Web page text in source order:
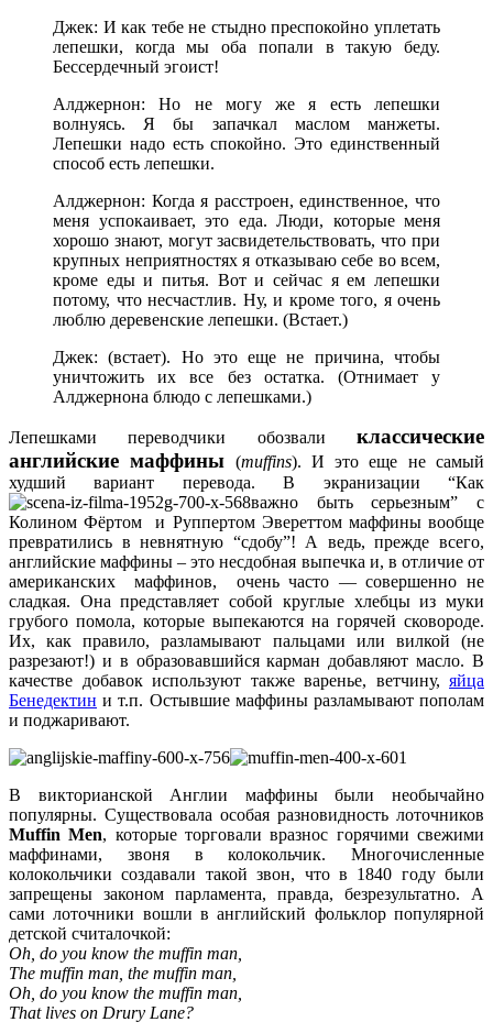
Джек: И как тебе не стыдно преспокойно уплетать
лепешки, когда мы оба попали в такую беду.
Бессердечный эгоист!
Алджернон: Но не могу же я есть лепешки
волнуясь. Я бы запачкал маслом манжеты.
Лепешки надо есть спокойно. Это единственный
способ есть лепешки.
Алджернон: Когда я расстроен, единственное, что
меня успокаивает, это еда. Люди, которые меня
хорошо знают, могут засвидетельствовать, что при
крупных неприятностях я отказываю себе во всем,
кроме еды и питья. Вот и сейчас я ем лепешки
потому, что несчастлив. Ну, и кроме того, я очень
люблю деревенские лепешки. (Встает.)
Джек: (встает). Но это еще не причина, чтобы
уничтожить их все без остатка. (Отнимает у
Алджернона блюдо с лепешками.)
Лепешками переводчики обозвали классические
английские маффины (muffins). И это еще не самый
худший вариант перевода. В экранизации “Как
важно быть серьезным” с
Колином Фёртом и Руппертом Эвереттом маффины вообще
превратились в невнятную “сдобу”! А ведь, прежде всего,
английские маффины – это несдобная выпечка и, в отличие от
американских маффинов, очень часто — совершенно не
сладкая. Она представляет собой круглые хлебцы из муки
грубого помола, которые выпекаются на горячей сковороде.
Их, как правило, разламывают пальцами или вилкой (не
разрезают!) и в образовавшийся карман добавляют масло. В
качестве добавок используют также варенье, ветчину, яйца
Бенедектин и т.п. Остывшие маффины разламывают пополам
и поджаривают.
В викторианской Англии маффины были необычайно
популярны. Существовала особая разновидность лоточников
Muffin Men, которые торговали вразнос горячими свежими
маффинами, звоня в колокольчик. Многочисленные
колокольчики создавали такой звон, что в 1840 году были
запрещены законом парламента, правда, безрезультатно. А
сами лоточники вошли в английский фольклор популярной
детской считалочкой:
Oh, do you know the muffin man,
The muffin man, the muffin man,
Oh, do you know the muffin man,
That lives on Drury Lane?